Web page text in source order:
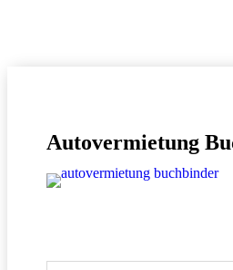
Autovermietung